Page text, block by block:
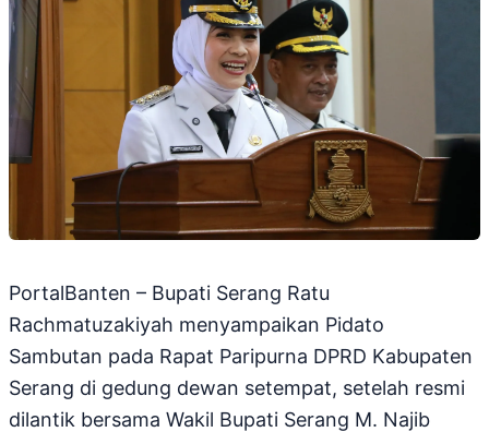
PortalBanten – Bupati Serang Ratu
Rachmatuzakiyah menyampaikan Pidato
Sambutan pada Rapat Paripurna DPRD Kabupaten
Serang di gedung dewan setempat, setelah resmi
dilantik bersama Wakil Bupati Serang M. Najib